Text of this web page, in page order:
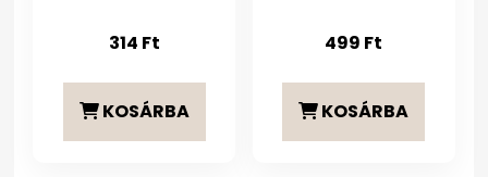
314 Ft
KOSÁRBA
499 Ft
KOSÁRBA